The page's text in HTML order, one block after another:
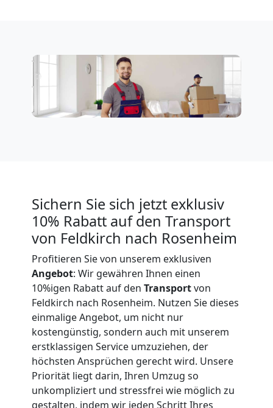
Sichern Sie sich jetzt exklusiv
10% Rabatt auf den Transport
von Feldkirch nach Rosenheim
Profitieren Sie von unserem exklusiven
Angebot: Wir gewähren Ihnen einen
10%igen Rabatt auf den Transportvon
Feldkirch nach Rosenheim. Nutzen Sie dieses
einmalige Angebot, um nicht nur
kostengünstig, sondern auch mit unserem
erstklassigen Service umzuziehen, der
höchsten Ansprüchen gerecht wird. Unsere
Priorität liegt darin, Ihren Umzug so
unkompliziert und stressfrei wie möglich zu
gestalten, indem wir jeden Schritt Ihres
Büroumzug
Feldkirch
Tragehilfe
Feldkirch
Kleiner
Umzug
Feldkirch